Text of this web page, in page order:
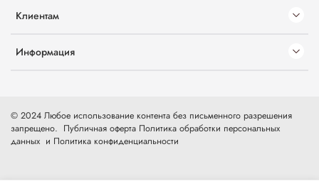
Клиентам
Информация
© 2024 Любое использование контента без письменного разрешения
запрещено. Публичная оферта Политика обработки персональных
данных и Политика конфиденциальности